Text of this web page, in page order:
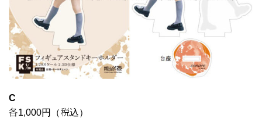
C
各1,000円（税込）